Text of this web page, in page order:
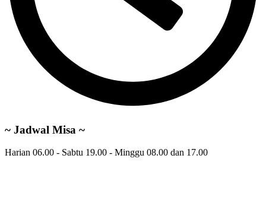
~ Jadwal Misa ~
Harian 06.00 - Sabtu 19.00 - Minggu 08.00 dan 17.00